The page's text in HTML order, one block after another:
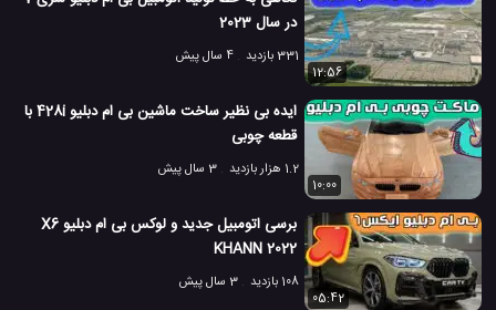
در سال 2023
331 بازدید
4 سال پیش
12:56
ایده بی نظیر ساخت ماشین بی ام دبلیو 428i با
قطعه چوبی
1.2 هزار بازدید
3 سال پیش
10:00
برسی اتومبیل جدید و لوکس بی ام دبلیو X6
KHANN 2022
108 بازدید
3 سال پیش
05:42